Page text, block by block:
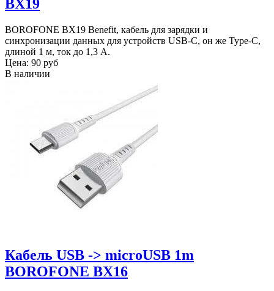
BX19
BOROFONE BX19 Benefit, кабель для зарядки и
синхронизации данных для устройств USB-C, он же Type-C,
длиной 1 м, ток до 1,3 А.
Цена: 90 руб
В наличии
Кабель USB -> microUSB 1m
BOROFONE BX16